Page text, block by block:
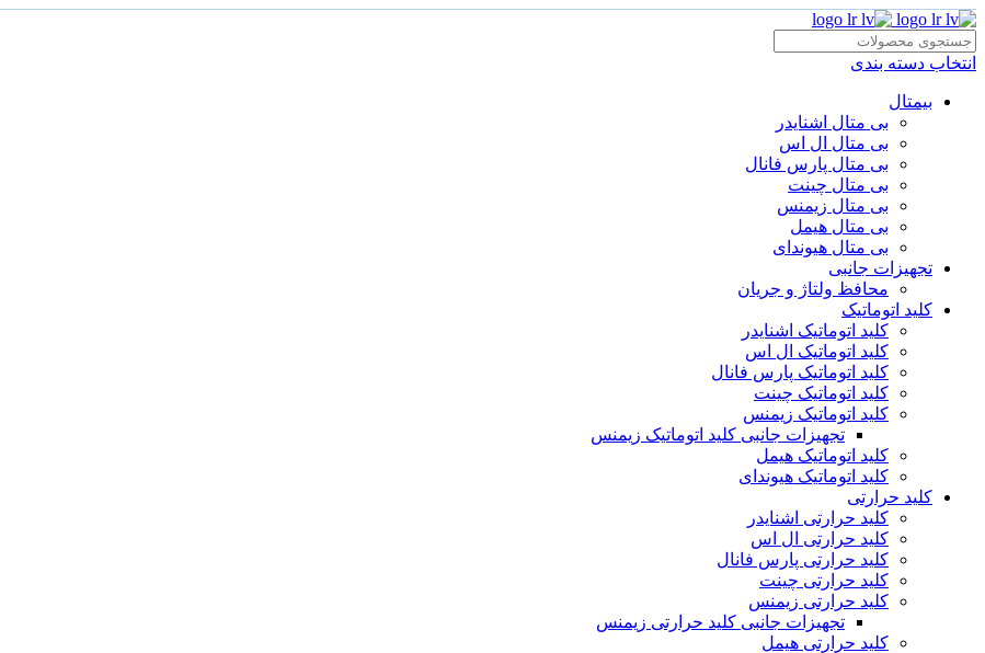
انتخاب دسته بندی
بیمتال
بی متال اشنایدر
بی متال ال اس
بی متال پارس فانال
بی متال چینت
بی متال زیمنس
بی متال هیمل
بی متال هیوندای
تجهیزات جانبی
محافظ ولتاژ و‌ جریان
کلید اتوماتیک
کلید اتوماتیک اشنایدر
کلید اتوماتیک ال اس
کلید اتوماتیک پارس فانال
کلید اتوماتیک چینت
کلید اتوماتیک زیمنس
تجهیزات جانبی کلید اتوماتیک زیمنس
کلید اتوماتیک هیمل
کلید اتوماتیک هیوندای
کلید حرارتی
کلید حرارتی اشنایدر
کلید حرارتی ال اس
کلید حرارتی پارس فانال
کلید حرارتی چینت
کلید حرارتی زیمنس
تجهیزات جانبی کلید حرارتی زیمنس
کلید حرارتی هیمل